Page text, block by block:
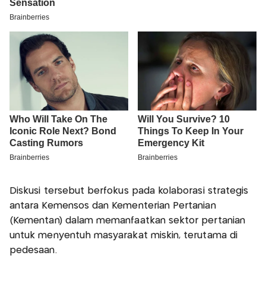
Diskusi tersebut berfokus pada kolaborasi strategis
antara Kemensos dan Kementerian Pertanian
(Kementan) dalam memanfaatkan sektor pertanian
untuk menyentuh masyarakat miskin, terutama di
pedesaan.